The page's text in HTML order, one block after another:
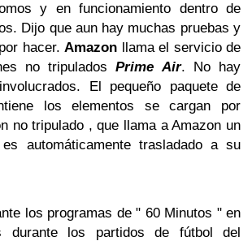
y en funcionamiento dentro de
Dijo que aun hay muchas pruebas y
hacer. Amazon llama el servicio de
no tripuladosPrime Air. No hay
El pequeño paquete de
los elementos se cargan por
no tripulado , que llama a Amazon un
automáticamente trasladado a su
los programas de " 60 Minutos " en
durante los partidos de fútbol del